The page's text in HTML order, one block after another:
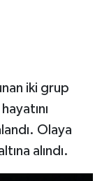
iki grup
Olaya
alındı.